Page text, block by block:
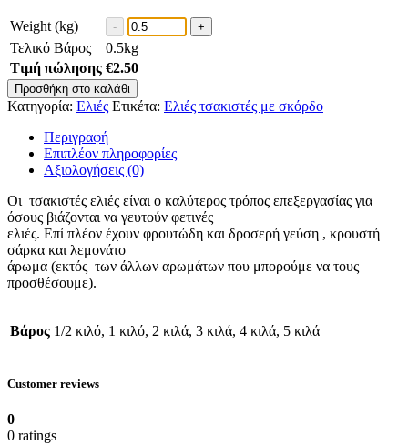
Weight (kg)
Τελικό Βάρος
0.5kg
Τιμή πώλησης €2.50
Προσθήκη στο καλάθι
Κατηγορία: Ελιές Ετικέτα: Ελιές τσακιστές με σκόρδο
Περιγραφή
Επιπλέον πληροφορίες
Αξιολογήσεις (0)
Οι τσακιστές ελιές είναι ο καλύτερος τρόπος επεξεργασίας για
όσους βιάζονται να γευτούν φετινές
ελιές. Επί πλέον έχουν φρουτώδη και δροσερή γεύση , κρουστή
σάρκα και λεμονάτο
άρωμα (εκτός των άλλων αρωμάτων που μπορούμε να τους
προσθέσουμε).
Βάρος 1/2 κιλό, 1 κιλό, 2 κιλά, 3 κιλά, 4 κιλά, 5 κιλά
Customer reviews
0
0 ratings